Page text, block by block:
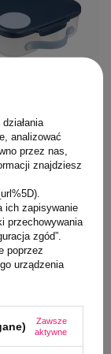
dla
szkoły -
śniadaniówka
i
chłodzącym
analizować
przez nas,
znajdziesz
ich zapisywanie
przechowywania
zgód”.
poprzez
urządzenia
Zawsze
aktywne